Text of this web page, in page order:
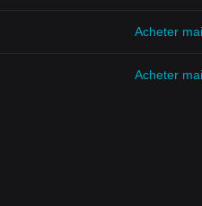
Acheter
Acheter